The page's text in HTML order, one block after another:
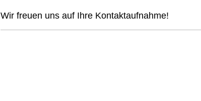
Wir freuen uns auf Ihre Kontaktaufnahme!